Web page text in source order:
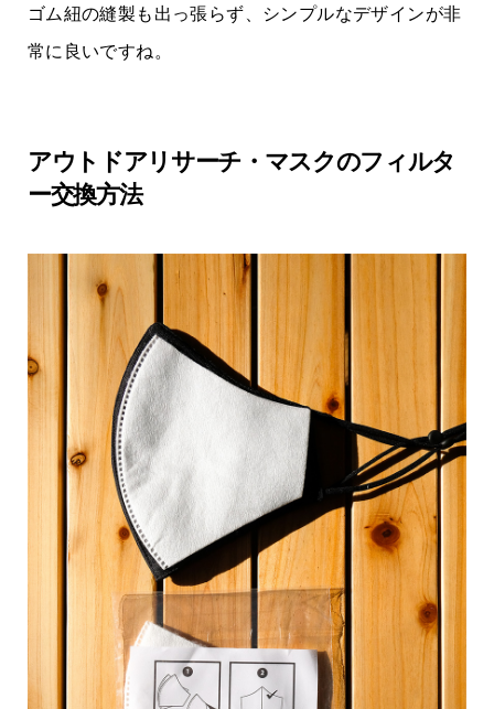
ゴム紐の縫製も出っ張らず、シンプルなデザインが非
常に良いですね。
アウトドアリサーチ・マスクのフィルタ
ー交換方法